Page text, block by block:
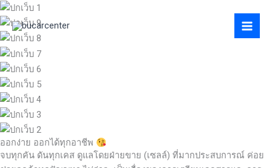
Skip
to
content
ออกง่าย ออกได้ทุกอาชีพ
จบทุกคัน ดันทุกเคส ดูแลโดยฝ่ายขาย (เซลล์) ที่มากประสบการณ์ ค่อย